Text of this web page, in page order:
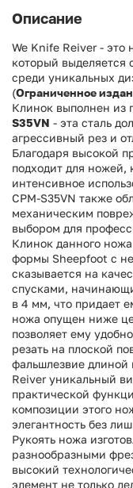
Описание
We Knife Reiver -
который
среди уникальных
(Ограниченное
Клинок выполнен из
S35VN - эта сталь
агрессивный рез и
Благодаря высокой
подходит для
интенсивное
CPM-S35VN также
механическим
выбором для
Клинок данного
формы Sheepfoot с
сказывается на
спусками,
в 4 мм, что придает
ножа опущен ниже
позволяет ему
резать на плоской
фальшлезвие
Reiver уникальный
практической
композиции этого
элегантность без
Рукоять ножа
разнообразными
высокий
элемент не только